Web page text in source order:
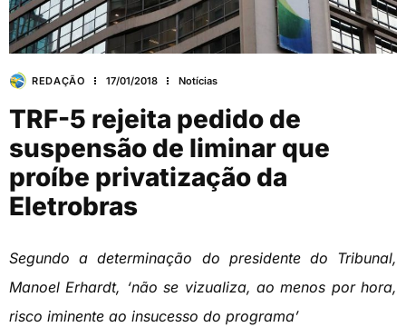
REDAÇÃO 17/01/2018 Notícias
TRF-5 rejeita pedido de
suspensão de liminar que
proíbe privatização da
Eletrobras
Segundo a determinação do presidente do Tribunal,
Manoel Erhardt, ‘não se vizualiza, ao menos por hora,
risco iminente ao insucesso do programa’